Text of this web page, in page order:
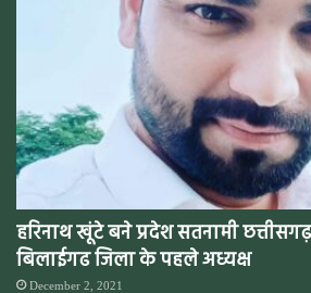
हरिनाथ खूंटे बने प्रदेश सतनामी
बिलाईगढ जिला के पहले अध्यक्ष
December 2, 2021